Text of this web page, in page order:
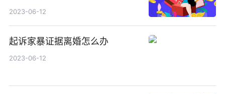
2023-06-12
起诉家暴证据离婚怎么办
2023-06-12